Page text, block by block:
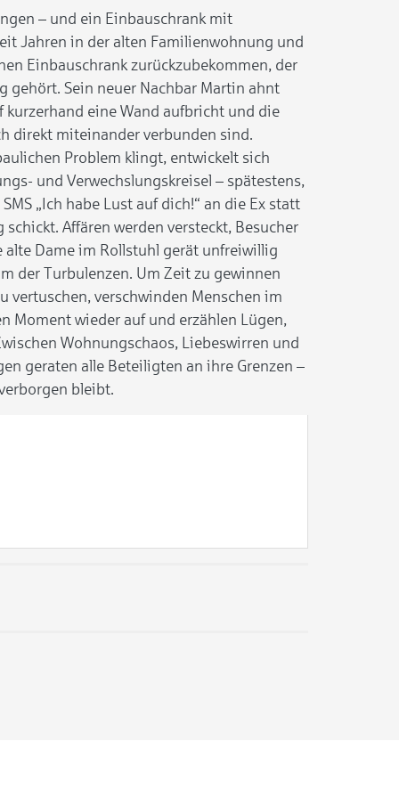
– und ein Einbauschrank mit
Jahren in der alten Familienwohnung und
Einbauschrank zurückzubekommen, der
gehört. Sein neuer Nachbar Martin ahnt
kurzerhand eine Wand aufbricht und die
direkt miteinander verbunden sind.
Problem klingt, entwickelt sich
und Verwechslungskreisel – spätestens,
„Ich habe Lust auf dich!“ an die Ex statt
Affären werden versteckt, Besucher
Dame im Rollstuhl gerät unfreiwillig
der Turbulenzen. Um Zeit zu gewinnen
vertuschen, verschwinden Menschen im
Moment wieder auf und erzählen Lügen,
Wohnungschaos, Liebeswirren und
geraten alle Beteiligten an ihre Grenzen –
bleibt.